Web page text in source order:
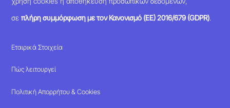
σεπλήρη συμμόρφωση με τον Κανονισμό (ΕΕ) 2016/679 (GDPR).
Εταιρικά Στοιχεία
Πώς λειτουργεί
Πολιτική Απορρήτου & Cookies